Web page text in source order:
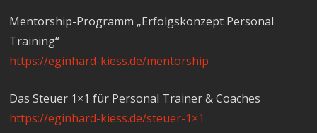
Mentorship-Programm „Erfolgskonzept Personal
Training“
https://eginhard-kiess.de/mentorship
Das Steuer 1×1 für Personal Trainer & Coaches
https://eginhard-kiess.de/steuer-1×1